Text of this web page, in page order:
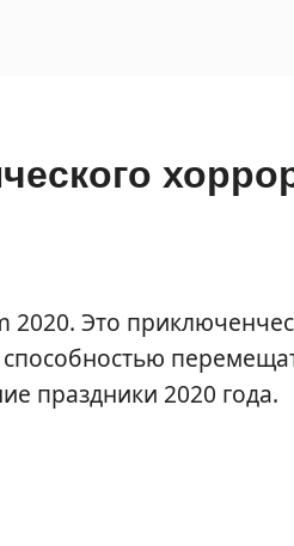
2020. Это
праздники 2020 года.